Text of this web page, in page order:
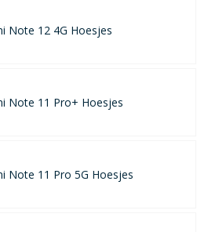
Note 12 4G Hoesjes
Note 11 Pro+ Hoesjes
Note 11 Pro 5G Hoesjes